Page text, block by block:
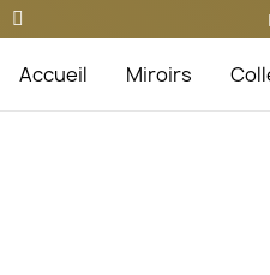
Accueil Miroirs